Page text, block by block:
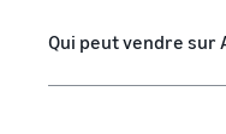
Qui peut vendre sur